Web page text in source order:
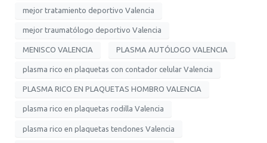
mejor tratamiento deportivo Valencia
mejor traumatólogo deportivo Valencia
MENISCO VALENCIA PLASMA AUTÓLOGO VALENCIA
plasma rico en plaquetas con contador celular Valencia
PLASMA RICO EN PLAQUETAS HOMBRO VALENCIA
plasma rico en plaquetas rodilla Valencia
plasma rico en plaquetas tendones Valencia